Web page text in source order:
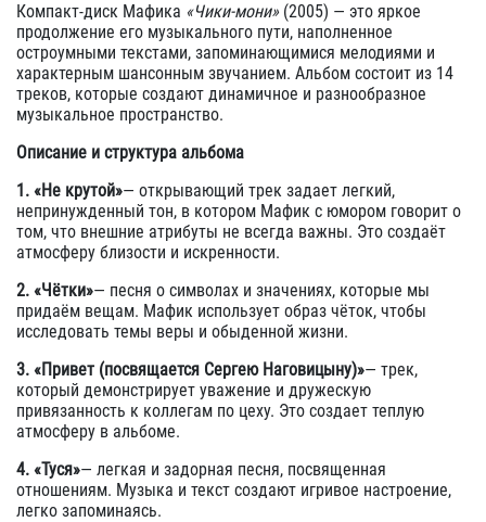
Компакт-диск Мафика «Чики-мони»(2005) — это яркое
продолжение его музыкального пути, наполненное
остроумными текстами, запоминающимися мелодиями и
характерным шансонным звучанием. Альбом состоит из 14
треков, которые создают динамичное и разнообразное
музыкальное пространство.
Описание и структура альбома
1. «Не крутой»— открывающий трек задает легкий,
непринужденный тон, в котором Мафик с юмором говорит о
том, что внешние атрибуты не всегда важны. Это создаёт
атмосферу близости и искренности.
2. «Чётки»— песня о символах и значениях, которые мы
придаём вещам. Мафик использует образ чёток, чтобы
исследовать темы веры и обыденной жизни.
3. «Привет (посвящается Сергею Наговицыну)»— трек,
который демонстрирует уважение и дружескую
привязанность к коллегам по цеху. Это создает теплую
атмосферу в альбоме.
4. «Туся»— легкая и задорная песня, посвященная
отношениям. Музыка и текст создают игривое настроение,
легко запоминаясь.